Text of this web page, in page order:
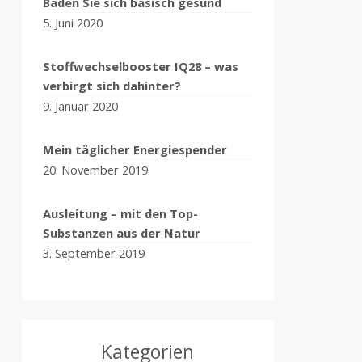
5. Juni 2020
Stoffwechselbooster IQ28 – was
verbirgt sich dahinter?
9. Januar 2020
Mein täglicher Energiespender
20. November 2019
Ausleitung – mit den Top-
Substanzen aus der Natur
3. September 2019
Kategorien